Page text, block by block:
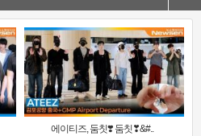
에이티즈, 둠칫❣️ 둠칫❣&#..